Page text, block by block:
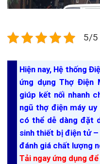
5/5
Hiện nay, Hệ thống
ứng dụng Thợ Điện
giúp kết nối nhanh
ngũ thợ điện máy uy
có thể dễ dàng đặt
sinh thiết bị điện tử
đánh giá chất lượng
Tải ngay ứng dụng